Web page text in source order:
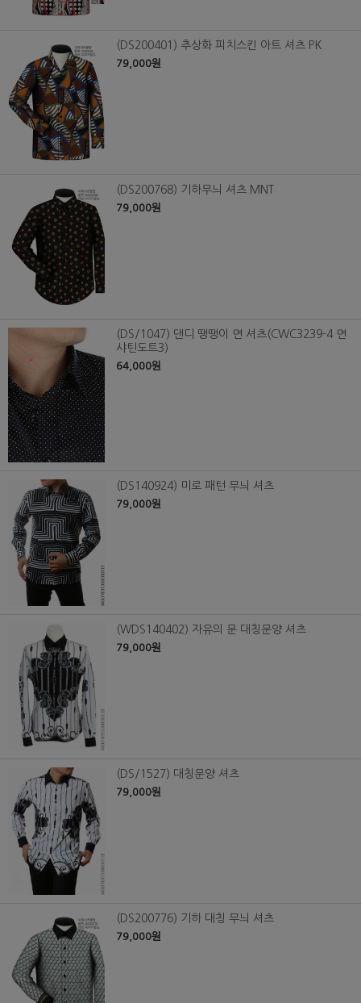
(DS200401) 추상화 피치스킨 아트 셔츠 PK
79,000원
(DS200768) 기하무늬 셔츠 MNT
79,000원
(DS/1047) 댄디 땡땡이 면 셔츠(CWC3239-4 면
샤틴도트3)
64,000원
(DS140924) 미로 패턴 무늬 셔츠
79,000원
(WDS140402) 자유의 문 대칭문양 셔츠
79,000원
(DS/1527) 대칭문양 셔츠
79,000원
(DS200776) 기하 대칭 무늬 셔츠
79,000원